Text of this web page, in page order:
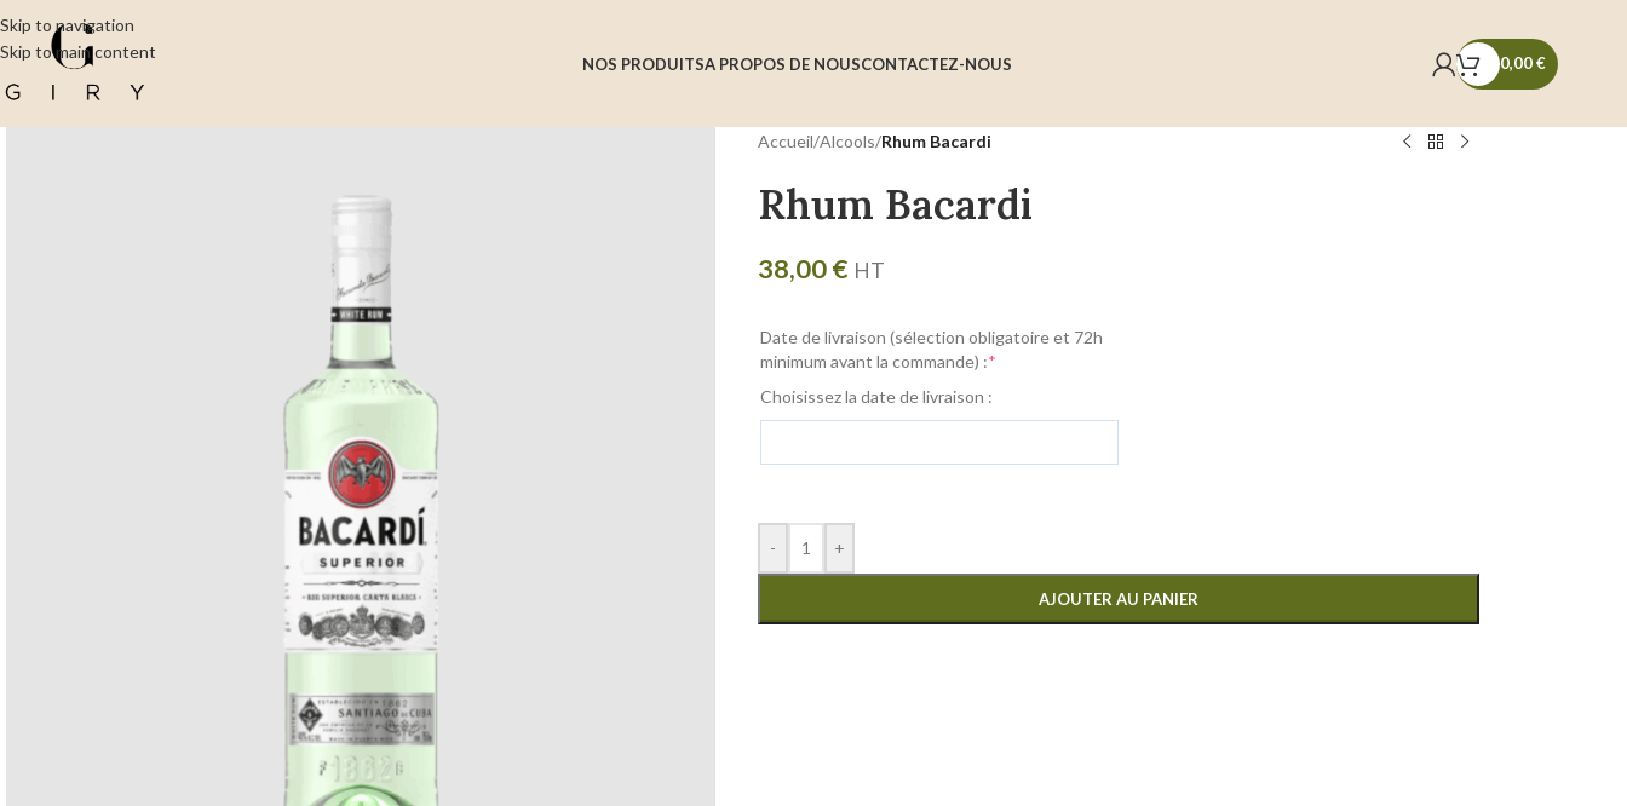
Skip to navigation
Skip to main content
NOS PRODUITSA PROPOS DE NOUSCONTACTEZ-NOUS 0,00€
Accueil/Alcools/Rhum Bacardi
Rhum Bacardi
38,00€ HT
Date de livraison (sélection obligatoire et 72h
minimum avant la commande) :*
Choisissez la date de livraison :
- +
AJOUTER AU PANIER